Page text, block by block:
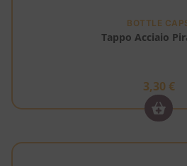
BOTTLE
Tappo Acciaio
3,30 €